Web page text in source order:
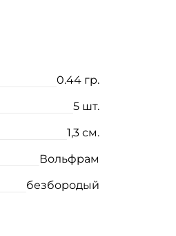
0.44 гр.
5 шт.
1,3 см.
Вольфрам
безбородый